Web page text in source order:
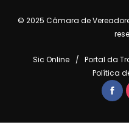
© 2025 Câmara de
Sic Online Portal da
Política